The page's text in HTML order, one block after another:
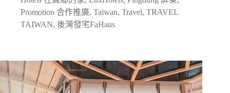
Promotion 合作推廣, Taiwan, Travel, TRAVEL
TAIWAN, 後灣發宅FaHaus